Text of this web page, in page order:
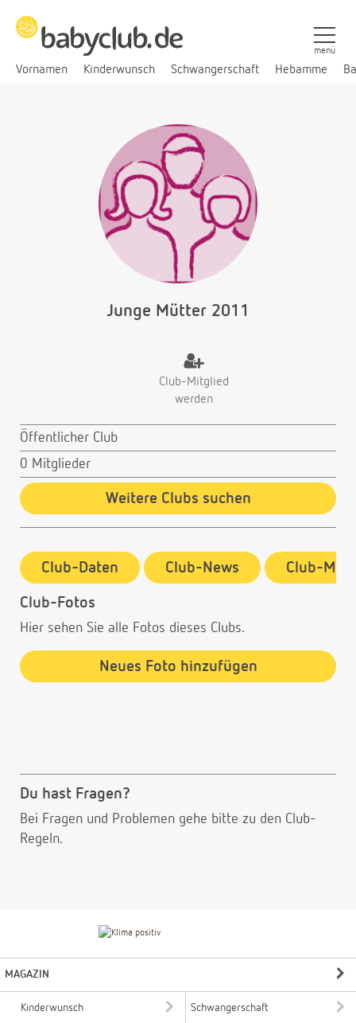
Vornamen Kinderwunsch Schwangerschaft Hebamme
menü
Junge Mütter 2011
Club-Mitglied
werden
Öffentlicher Club
0 Mitglieder
Weitere Clubs suchen
Club-Daten Club-News Club-
Club-Fotos
Hier sehen Sie alle Fotos dieses Clubs.
Neues Foto hinzufügen
Du hast Fragen?
Bei Fragen und Problemen gehe bitte zu den Club-
Regeln.
MAGAZIN
Kinderwunsch Schwangerschaft